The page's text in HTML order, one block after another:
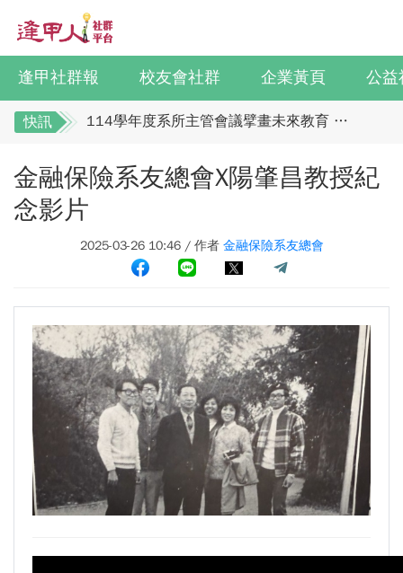
逢甲社群報 校友會社群 企業黃頁 公益
快訊
全校社團博覽會2.0 精彩片段
逢甲國貿99級校友 李樺仙 學姐
114學年度系所主管會議擘畫未來教育 以「學生為中心」推動AI融入教學，跨域研究育才
逢甲大學EMBA舉辦新生共善營 以「大好・共善・同樂」開啟學習新旅程
逢甲航太系勇奪國防競賽優勝 智慧無人機突破GPS限制
GI Day 2025｜空間資訊技術交流日-跨域感知・智慧行動
2025.08.31 逢甲大學泰國校友會第13&14屆會長交接典禮 泰國三日之旅
逢甲大學加東校友會 2025 Aug 31 聚會
逢甲大學泰國校友會45周年慶 暨第13、14屆會長交接圓滿成功！
逢甲大學泰國校友會 第45週年會員大會 於昭披耶河舉辦歡迎宴
逢甲資電科技與未來系列演講 10/14 簡良益 董事長 (掌門精釀啤酒)
賀江蘇校友分會
馬來西亞逢甲大學校友會全體理事誠擊祝賀 ：
全校社團博覽會2.0 精彩片段
運共同培育中臺灣捷運人才
逢甲國貿99級校友 李樺仙 學姐
【逢甲經濟人會訊】9月號出刊
114學年度系所主管會議擘畫未來教育 以「學
生為中心」推動AI融入教學，跨域研究育才
體育教學中心主任王亭文勇奪「2025 CAPA台
灣公開賽」公開女雙冠軍
逢甲大學EMBA舉辦新生共善營 以「大好・共
【轉載】麗明營造第24屆公益捐血9月10日登
金融保險系友總會X陽肇昌教授紀
念影片
2025-03-26 10:46 / 作者 金融保險系友總會